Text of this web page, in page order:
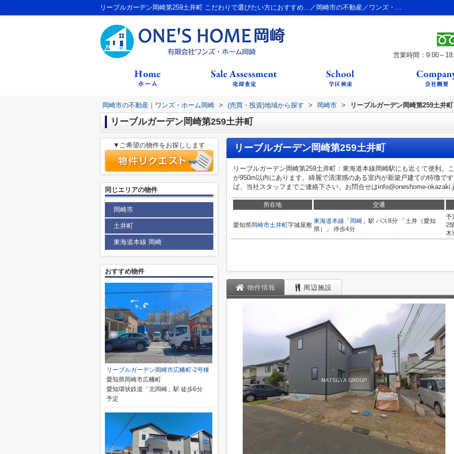
リーブルガーデン岡崎第259土井町 こだわりで選びたい方におすすめ...／岡崎市の不動産／ワンズ・ホーム岡崎
営業時間：9:00～
岡崎市の不動産｜ワンズ・ホーム岡崎 > (売買・投資)地域から探す > 岡崎市 > リーブルガーデン岡崎第259土井町
リーブルガーデン岡崎第259土井町
リーブルガーデン岡崎第259土井町
リーブルガーデン岡崎第259土井町：東海道本線岡崎駅にも近くて便利。
が950m以内にあります。綺麗で清潔感のある室内が新築戸建ての特徴で
ば、当社スタッフまでご連絡下さい。お問合せはinfo@oneshome-
所在地 交通
愛知県岡崎市土井町字城屋敷
東海道本線 「 岡崎 」駅 バス8分 「土井（愛知
県）」 停歩4分
予
2
木
物件情報 周辺施設
▼ご希望の物件をお探しします
同じエリアの物件
岡崎市
土井町
東海道本線 岡崎
おすすめ物件
リーブルガーデン岡崎市広幡町-2号棟
愛知県岡崎市広幡町
愛知環状鉄道「北岡崎」駅 徒歩6分
予定